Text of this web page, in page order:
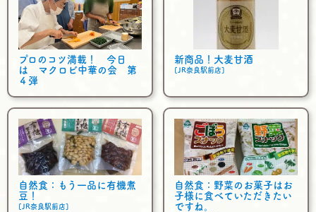
プロのコツ満載！ 今日
は マクロビ中華の会 第
４弾
新商品！大麦甘酒
[JR奈良駅前店]
自然食：もう一品に有機煮
豆！
[JR奈良駅前店]
自然食：野菜のお菓子はお
子様に食べていただきたい
ですね。